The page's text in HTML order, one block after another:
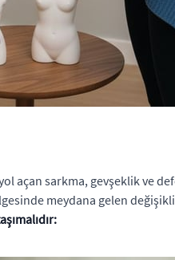
açan sarkma, gevşeklik ve
meydana gelen